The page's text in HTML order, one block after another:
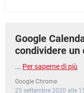
Google
condividere un
... Per saperne di più
Google Chrome
25 settembre 2020 alle